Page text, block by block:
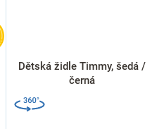
Dětská židle Timmy, šedá /
černá